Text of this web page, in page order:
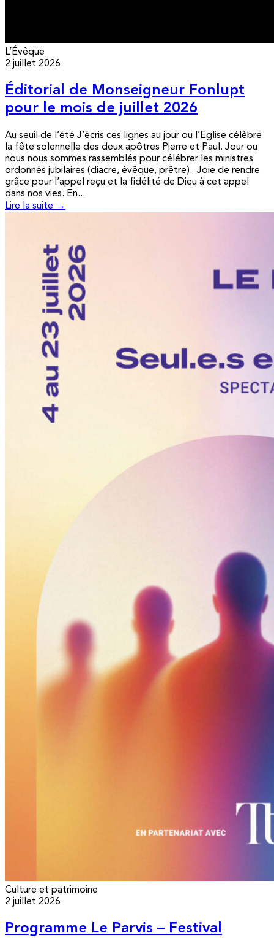
L’Évêque
2 juillet 2026
Éditorial de Monseigneur Fonlupt
pour le mois de juillet 2026
Au seuil de l’été J’écris ces lignes au jour ou l’Eglise célèbre
la fête solennelle des deux apôtres Pierre et Paul. Jour ou
nous nous sommes rassemblés pour célébrer les ministres
ordonnés jubilaires (diacre, évêque, prêtre). Joie de rendre
grâce pour l’appel reçu et la fidélité de Dieu à cet appel
dans nos vies. En...
Lire la suite →
Culture et patrimoine
2 juillet 2026
Programme Le Parvis – Festival